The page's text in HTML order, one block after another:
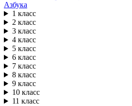
Азбука
1 класс
2 класс
3 класс
4 класс
5 класс
6 класс
7 класс
8 класс
9 класс
10 класс
11 класс